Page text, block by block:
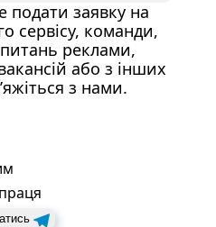
заявку на
сервісу, команди,
реклами,
або з інших
з нами.